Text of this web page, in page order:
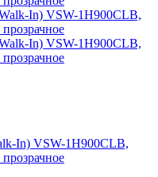
In) VSW-1H900CLB,